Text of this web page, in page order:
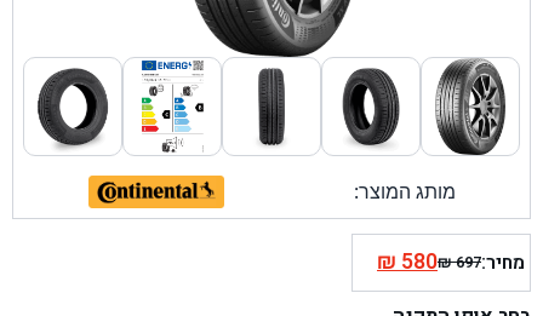
מותג המוצר:
מחיר: ₪697
המחיר
המקורי
₪580המחיר
הנוכחי